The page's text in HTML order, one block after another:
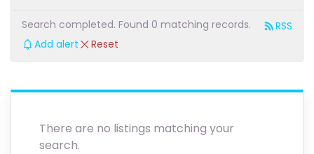
Search completed. Found 0 matching records.
Reset
RSS
Add alert
There are no listings matching your
search.